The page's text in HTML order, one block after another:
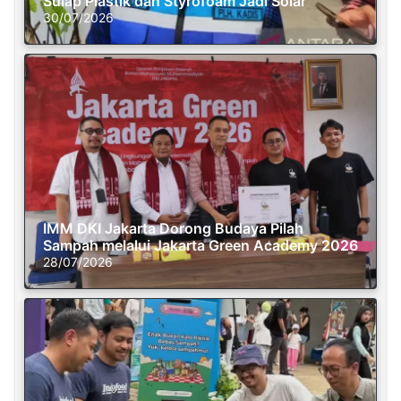
30/07/2026
IMM DKI Jakarta Dorong Budaya Pilah
Sampah melalui Jakarta Green Academy 2026
28/07/2026